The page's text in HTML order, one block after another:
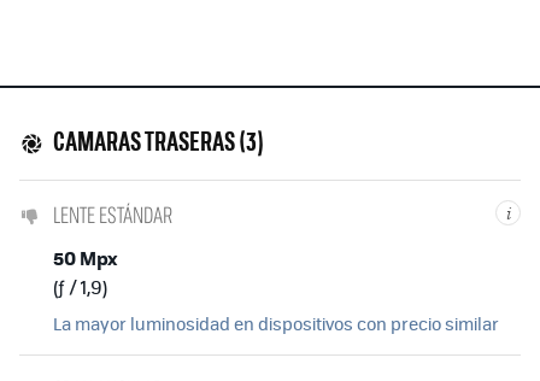
CAMARAS TRASERAS (3)
i
LENTE ESTÁNDAR
50 Mpx
(ƒ / 1,9)
La mayor luminosidad en dispositivos con precio similar